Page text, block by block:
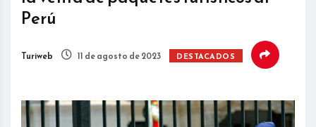
Perú
Turiweb 11 de agosto de 2023 DESTACADOS